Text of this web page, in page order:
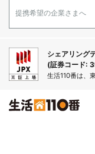
提携希望の企業さまへ
シェアリング
(証券コード:
生活110番は、